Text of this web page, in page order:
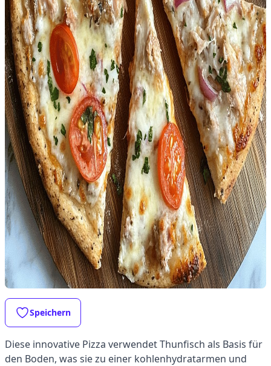
Speichern
Diese innovative Pizza verwendet Thunfisch als Basis für
den Boden, was sie zu einer kohlenhydratarmen und